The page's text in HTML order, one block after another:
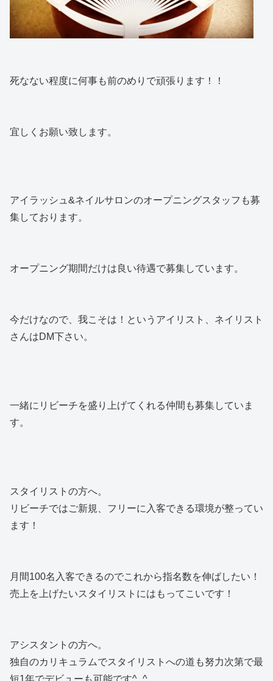
死なない程度に何事も前のめりで頑張ります！！
宜しくお願い致します。
アイラッシュ&ネイルサロンのオープニングスタッフも募
集しております。
オープニング期間だけは良い待遇で募集しています。
今だけなので、我こそは！というアイリスト、ネイリスト
さんはDM下さい。
一緒にリビーチを盛り上げてくれる仲間も募集していま
す。
スタイリストの方へ。
リビーチではご新規、フリーに入客できる環境が整ってい
ます！
月間100名入客できるのでこれから指名数を伸ばしたい！
売上を上げたいスタイリストにはもってこいです！
アシスタントの方へ。
独自のカリキュラムでスタイリストへの道も努力次第で最
短1年でデビューも可能です^_^